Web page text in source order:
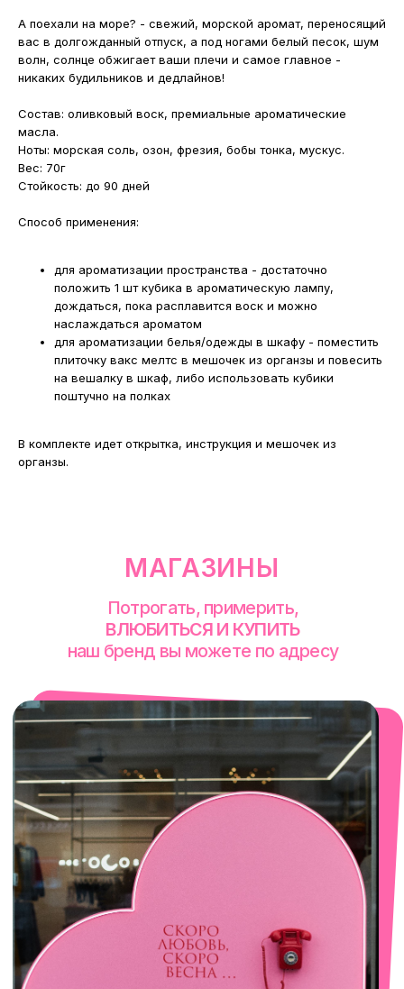
А поехали на море? - свежий, морской аромат, переносящий
вас в долгожданный отпуск, а под ногами белый песок, шум
волн, солнце обжигает ваши плечи и самое главное -
никаких будильников и дедлайнов!
Состав: оливковый воск, премиальные ароматические
масла.
Ноты: морская соль, озон, фрезия, бобы тонка, мускус.
Вес: 70г
Стойкость: до 90 дней
Способ применения:
для ароматизации пространства - достаточно
положить 1 шт кубика в ароматическую лампу,
дождаться, пока расплавится воск и можно
наслаждаться ароматом
для ароматизации белья/одежды в шкафу - поместить
плиточку вакс мелтс в мешочек из органзы и повесить
на вешалку в шкаф, либо использовать кубики
поштучно на полках
В комплекте идет открытка, инструкция и мешочек из
органзы.
МАГАЗИНЫ
ВЛЮБИТЬСЯ И КУПИТЬ
наш бренд вы можете по адресу
Сочи
Село Эстосадок, ТРЦ Горки Молл,
смотреть в Яндекс. Картах